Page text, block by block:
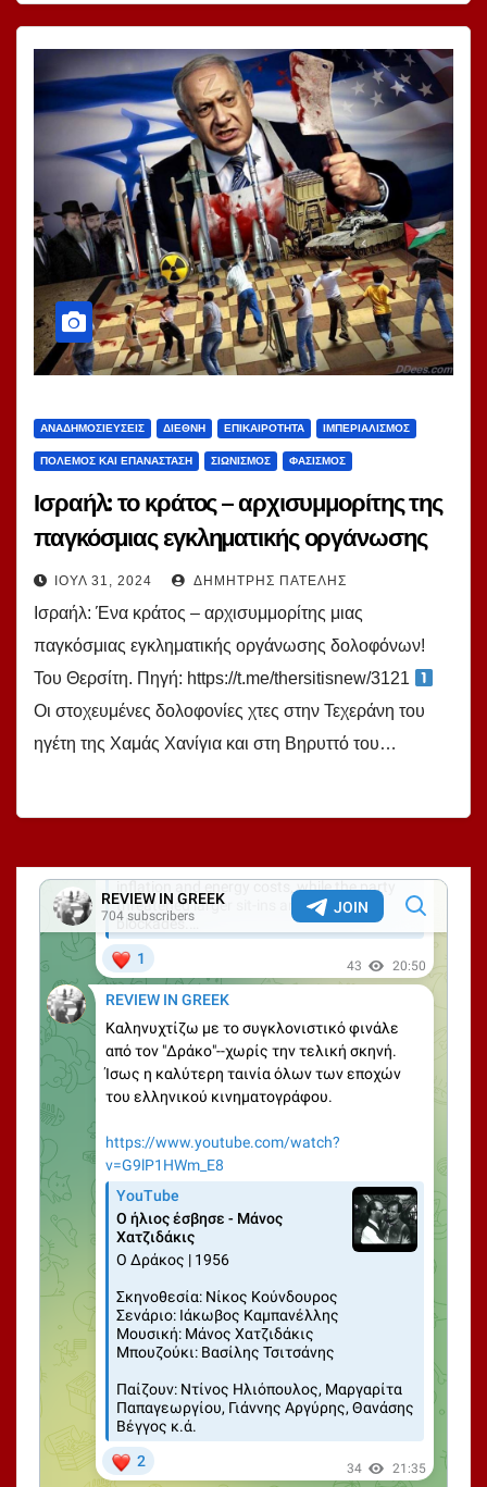
ΑΝΑΔΗΜΟΣΙΕΎΣΕΙΣ ΔΙΕΘΝΉ ΕΠΙΚΑΙΡΌΤΗΤΑ ΙΜΠΕΡΙΑΛΙΣΜΌΣ
ΠΌΛΕΜΟΣ ΚΑΙ ΕΠΑΝΆΣΤΑΣΗ ΣΙΩΝΙΣΜΌΣ ΦΑΣΙΣΜΌΣ
Ισραήλ: το κράτος – αρχισυμμορίτης της
παγκόσμιας εγκληματικής οργάνωσης
δολοφόνων! Του Θερσίτη.
ΙΟΎΛ 31, 2024 ΔΗΜΉΤΡΗΣ ΠΑΤΈΛΗΣ
Ισραήλ: Ένα κράτος – αρχισυμμορίτης μιας
παγκόσμιας εγκληματικής οργάνωσης δολοφόνων!
Του Θερσίτη. Πηγή: https://t.me/thersitisnew/3121
Οι στοχευμένες δολοφονίες χτες στην Τεχεράνη του
ηγέτη της Χαμάς Χανίγια και στη Βηρυττό του…